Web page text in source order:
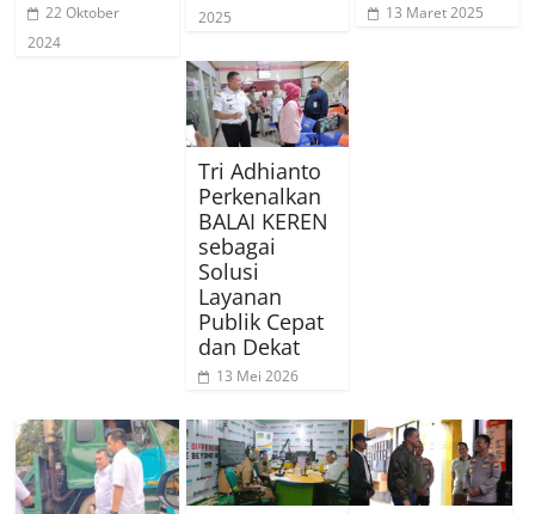
22 Oktober
2024
2025
13 Maret 2025
Tri Adhianto
Perkenalkan
BALAI KEREN
sebagai
Solusi
Layanan
Publik Cepat
dan Dekat
13 Mei 2026